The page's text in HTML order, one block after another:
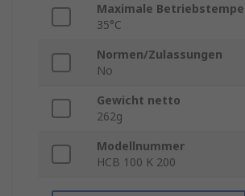
Maximale
35°C
Normen/Zulassungen
No
Gewicht netto
262g
Modellnummer
HCB 100 K 200